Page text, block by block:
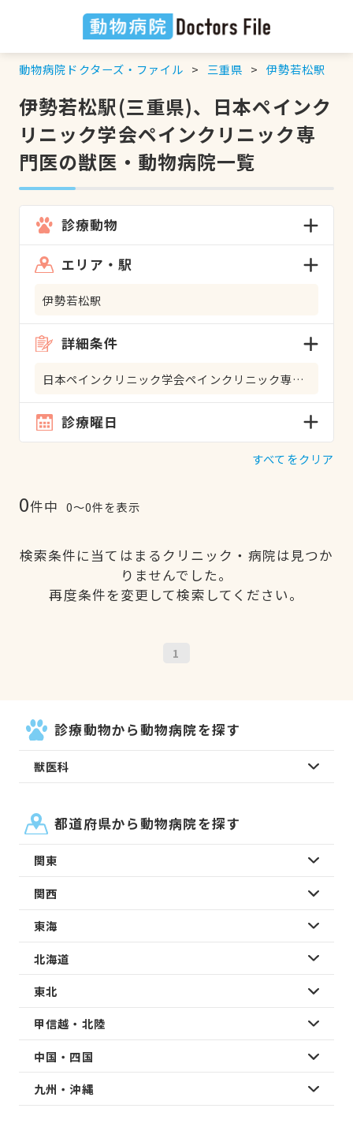
動物病院ドクターズ・ファイル 三重県 伊勢若松駅
伊勢若松駅(三重県)、日本ペインク
リニック学会ペインクリニック専
門医の獣医・動物病院一覧
診療動物
エリア・駅
伊勢若松駅
詳細条件
日本ペインクリニック学会ペインクリニック専門医
診療曜日
すべてをクリア
0件中 0〜0件を表示
検索条件に当てはまるクリニック・病院は見つか
りませんでした。
再度条件を変更して検索してください。
1
診療動物から動物病院を探す
獣医科
都道府県から動物病院を探す
関東
関西
東海
北海道
東北
甲信越・北陸
中国・四国
九州・沖縄